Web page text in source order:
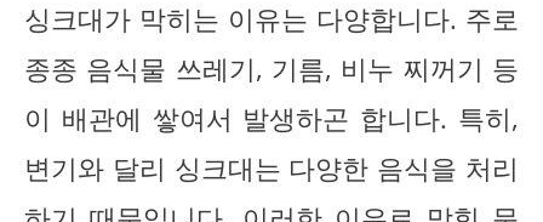
싱크대가 막히는 이유는 다양합니다. 주로
종종 음식물 쓰레기, 기름, 비누 찌꺼기 등
이 배관에 쌓여서 발생하곤 합니다. 특히,
변기와 달리 싱크대는 다양한 음식을 처리